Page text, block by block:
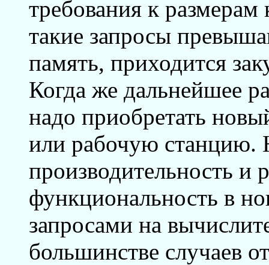
требования к
такие запросы
память, приходится
Когда же дальнейшее
надо приобретать
или рабочую станцию.
производительность и
функциональность в
запросами на
большинстве случаев